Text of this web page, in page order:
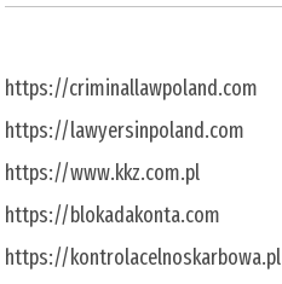
https://criminallawpoland.com
https://lawyersinpoland.com
https://www.kkz.com.pl
https://blokadakonta.com
https://kontrolacelnoskarbowa.pl